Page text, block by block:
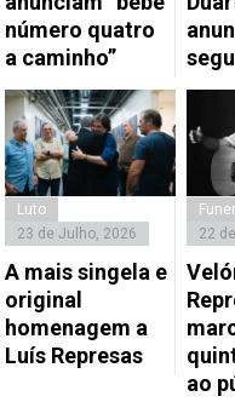
número quatro
a caminho”
Luto
23 de Julho, 2026
A mais singela e
original
homenagem a
Luís Represas
22
ao